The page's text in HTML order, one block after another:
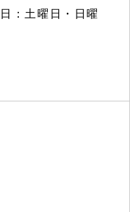
：土曜日・日曜